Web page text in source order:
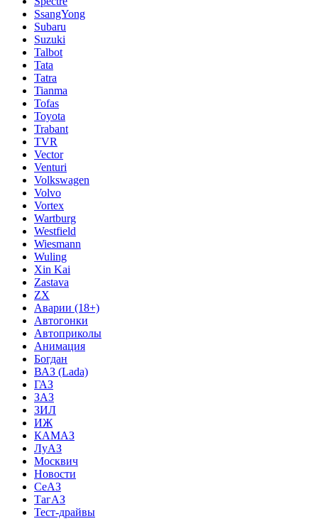
SsangYong
Subaru
Suzuki
Talbot
Tata
Tatra
Tianma
Tofas
Toyota
Trabant
TVR
Vector
Venturi
Volkswagen
Volvo
Vortex
Wartburg
Westfield
Wiesmann
Wuling
Xin Kai
Zastava
ZX
Аварии (18+)
Автогонки
Автоприколы
Анимация
Богдан
ВАЗ (Lada)
ГАЗ
ЗАЗ
ЗИЛ
ИЖ
КАМАЗ
ЛуАЗ
Москвич
Новости
СеАЗ
ТагАЗ
Тест-драйвы